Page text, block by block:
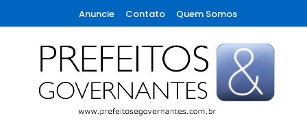
To
Content
Anuncie Contato Quem Somos